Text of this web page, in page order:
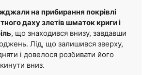
на прибирання покрівлі
даху злетів шматок криги і
, що знаходився внизу, завдавши
Лід, що залишився зверху,
і довелося розбивати його
вниз.